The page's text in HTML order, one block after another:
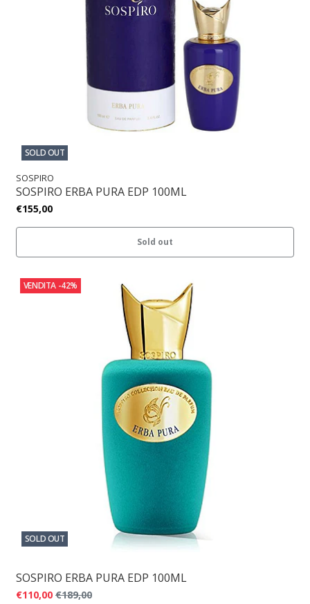
SOLD OUT
SOSPIRO
SOSPIRO ERBA PURA EDP 100ML
€155,00
Sold out
VENDITA -42%
SOLD OUT
SOSPIRO ERBA PURA EDP 100ML
€110,00 €189,00